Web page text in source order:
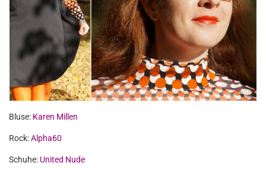
Bluse: Karen Millen
Rock:Alpha60
Schuhe: United Nude